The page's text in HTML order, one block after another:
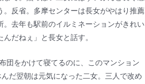
。反省。多摩センターは長女がやはり推薦
。去年も駅前のイルミネーションがきれい
だねぇ」と長女と話す。
団をかけて寝てるのに、このマンション
だ翌朝は元気になった二女。三人で改め